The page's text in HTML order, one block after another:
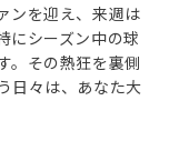
ンを迎え、来週は
にシーズン中の球
。その熱狂を裏側
日々は、あなた大